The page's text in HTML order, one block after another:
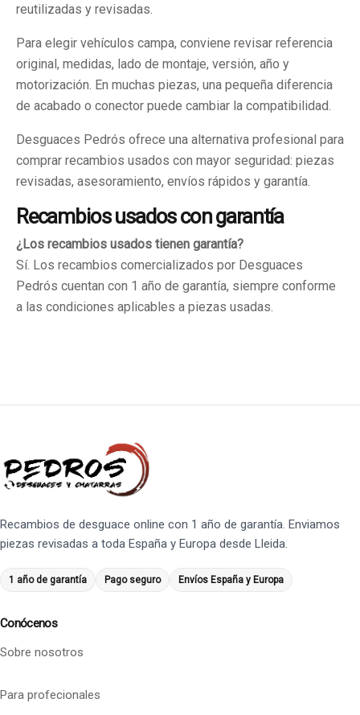
reutilizadas y revisadas.
Para elegir vehículos campa, conviene revisar referencia
original, medidas, lado de montaje, versión, año y
motorización. En muchas piezas, una pequeña diferencia
de acabado o conector puede cambiar la compatibilidad.
Desguaces Pedrós ofrece una alternativa profesional para
comprar recambios usados con mayor seguridad: piezas
revisadas, asesoramiento, envíos rápidos y garantía.
Recambios usados con garantía
¿Los recambios usados tienen garantía?
Sí. Los recambios comercializados por Desguaces
Pedrós cuentan con 1 año de garantía, siempre conforme
a las condiciones aplicables a piezas usadas.
Recambios de desguace online con 1 año de garantía. Enviamos
piezas revisadas a toda España y Europa desde Lleida.
1 año de garantía Pago seguro Envíos España y Europa
Conócenos
Sobre nosotros
Para profecionales